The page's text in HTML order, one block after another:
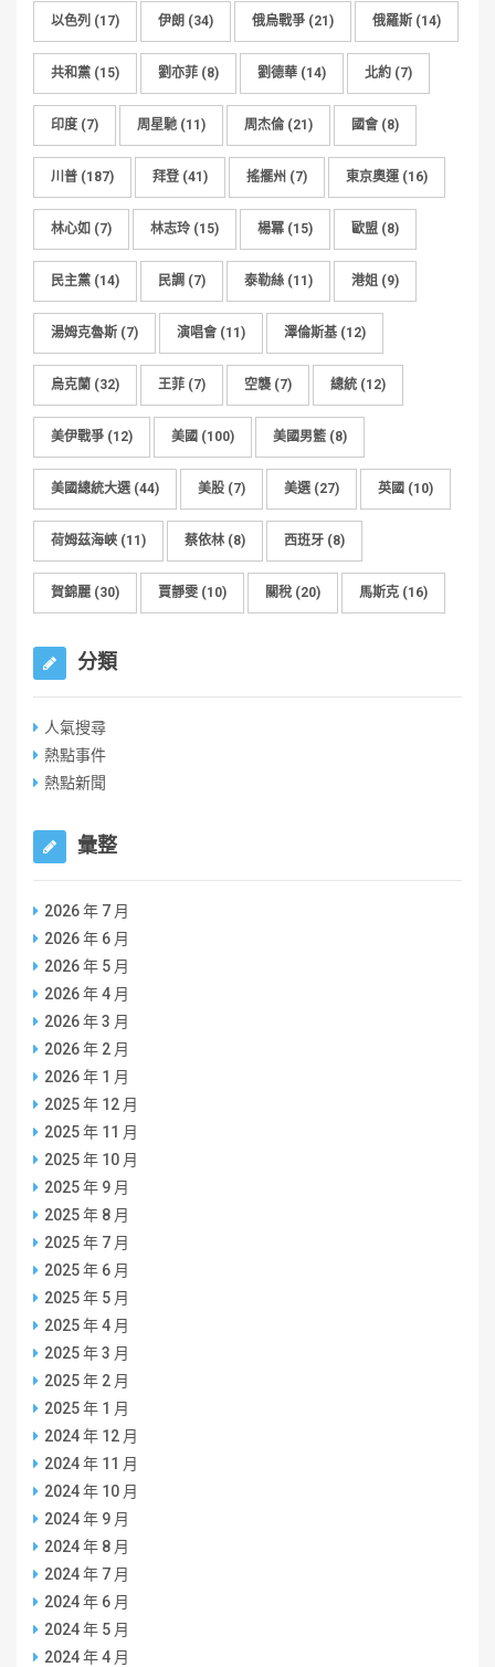
以色列 (17) 伊朗 (34) 俄烏戰爭 (21) 俄羅斯 (14)
共和黨 (15) 劉亦菲 (8) 劉德華 (14) 北約 (7)
印度 (7) 周星馳 (11) 周杰倫 (21) 國會 (8)
川普 (187) 拜登 (41) 搖擺州 (7) 東京奧運(16)
林心如 (7) 林志玲 (15) 楊冪 (15) 歐盟 (8)
民主黨 (14) 民調 (7) 泰勒絲 (11) 港姐 (9)
湯姆克魯斯 (7) 演唱會 (11) 澤倫斯基 (12)
烏克蘭 (32) 王菲 (7) 空襲 (7) 總統 (12)
美伊戰爭 (12) 美國 (100) 美國男籃 (8)
美國總統大選(44) 美股 (7) 美選(27) 英國 (10)
荷姆茲海峽 (11) 蔡依林 (8) 西班牙 (8)
賀錦麗 (30) 賈靜雯 (10) 關稅 (20) 馬斯克 (16)
分類
人氣搜尋
熱點事件
熱點新聞
彙整
2026 年 7 月
2026 年 6 月
2026 年 5 月
2026 年 4 月
2026 年 3 月
2026 年 2 月
2026 年 1 月
2025 年 12 月
2025 年 11 月
2025 年 10 月
2025 年 9 月
2025 年 8 月
2025 年 7 月
2025 年 6 月
2025 年 5 月
2025 年 4 月
2025 年 3 月
2025 年 2 月
2025 年 1 月
2024 年 12 月
2024 年 11 月
2024 年 10 月
2024 年 9 月
2024 年 8 月
2024 年 7 月
2024 年 6 月
2024 年 5 月
2024 年 4 月